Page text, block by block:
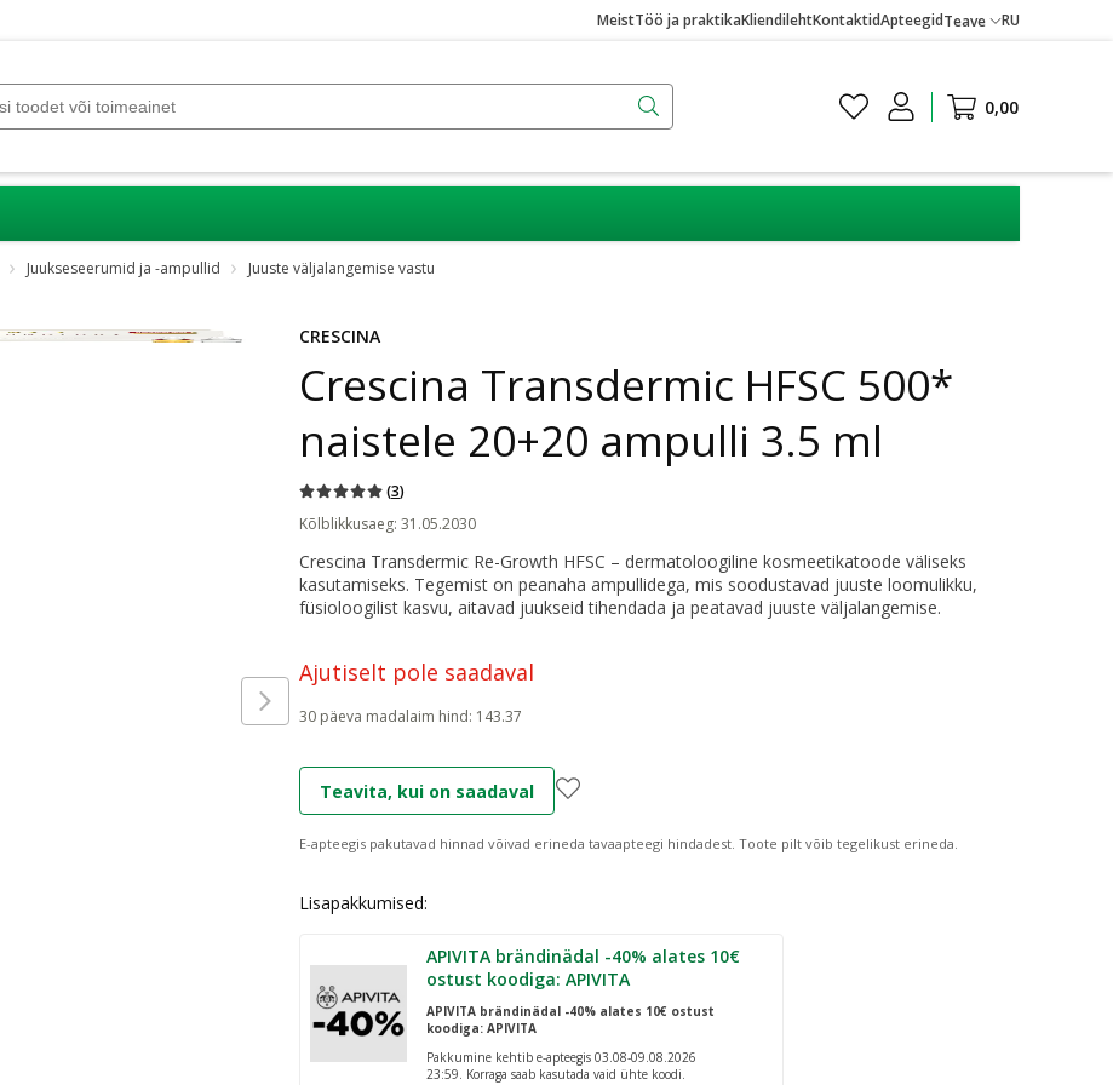
MeistTöö ja praktikaKliendilehtKontaktidApteegidTeave RU
0,00
Juukseseerumid ja -ampullid Juuste väljalangemise vastu
CRESCINA
Crescina Transdermic HFSC 500*
naistele 20+20 ampulli 3.5 ml
(3)
Kõlblikkusaeg: 31.05.2030
Crescina Transdermic Re-Growth HFSC – dermatoloogiline kosmeetikatoode väliseks
kasutamiseks. Tegemist on peanaha ampullidega, mis soodustavad juuste loomulikku,
füsioloogilist kasvu, aitavad juukseid tihendada ja peatavad juuste väljalangemise.
Ajutiselt pole saadaval
30 päeva madalaim hind: 143.37
Teavita, kui on saadaval
E-apteegis pakutavad hinnad võivad erineda tavaapteegi hindadest. Toote pilt võib tegelikust erineda.
Lisapakkumised:
APIVITA brändinädal -40% alates 10€
ostust koodiga: APIVITA
APIVITA brändinädal -40% alates 10€ ostust
koodiga: APIVITA
Pakkumine kehtib e-apteegis 03.08-09.08.2026
23:59. Korraga saab kasutada vaid ühte koodi.